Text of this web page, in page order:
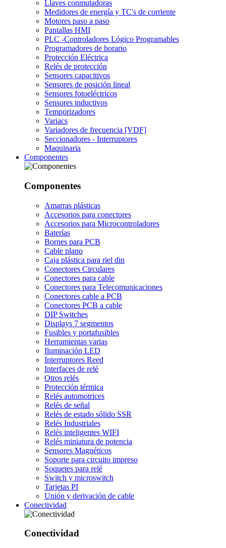
Llaves conmutadoras
Medidores de energía y TC's de corriente
Motores paso a paso
Pantallas HMI
PLC -Controladores Lógico Programables
Programadores de horario
Protección Eléctrica
Relés de protección
Sensores capacitivos
Sensores de posición lineal
Sensores fotoeléctricos
Sensores inductivos
Temporizadores
Variacs
Variadores de frecuencia [VDF]
Seccionadores - Interruptores
Maquinaria
Componentes
Componentes
Amarras plásticas
Accesorios para conectores
Accesorios para Microcontroladores
Baterías
Bornes para PCB
Cable plano
Caja plástica para riel din
Conectores Circulares
Conectores para cable
Conectores para Telecomunicaciones
Conectores cable a PCB
Conectores PCB a cable
DIP Switches
Displays 7 segmentos
Fusibles y portafusibles
Herramientas varias
Iluminación LED
Interruptores Reed
Interfaces de relé
Otros relés
Protección térmica
Relés automotrices
Relés de señal
Relés de estado sólido SSR
Relés Industriales
Relés inteligentes WIFI
Relés miniatura de potencia
Sensores Magnéticos
Soporte para circuito impreso
Soquetes para relé
Switch y microswitch
Tarjetas PI
Unión y derivación de cable
Conectividad
Conectividad